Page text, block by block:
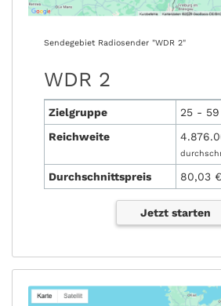
Sendegebiet Radiosender "WDR 2"
WDR 2
Zielgruppe
25 -
Reichweite
Durchschnittspreis 80,03
Jetzt starten